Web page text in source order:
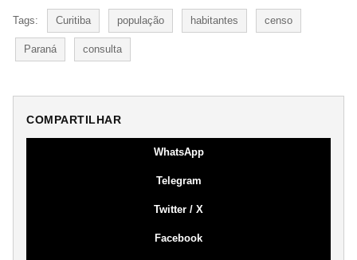
Tags: Curitiba população habitantes censo
Paraná consulta
COMPARTILHAR
WhatsApp
Telegram
Twitter / X
Facebook